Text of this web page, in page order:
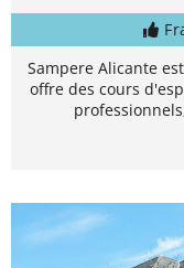
Sampere Alicante
offre des cours